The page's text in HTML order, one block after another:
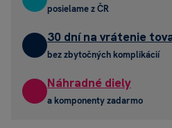
posielame z ČR
30 dní na vrátenie
bez zbytočných komplikácií
Náhradné diely
a komponenty zadarmo